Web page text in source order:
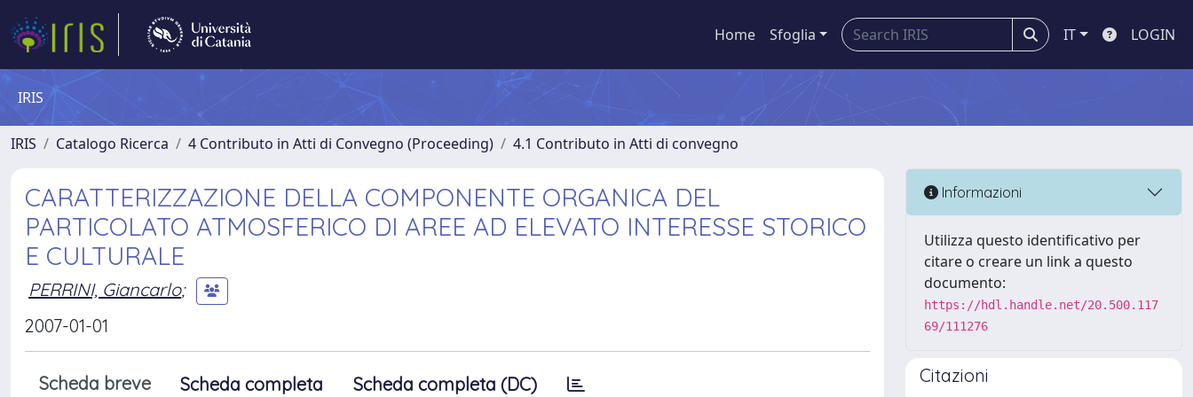
Home Sfoglia IT LOGIN
IRIS
IRIS Catalogo Ricerca 4 Contributo in Atti di Convegno (Proceeding) 4.1 Contributo in Atti di convegno
CARATTERIZZAZIONE DELLA COMPONENTE ORGANICA DEL
PARTICOLATO ATMOSFERICO DI AREE AD ELEVATO INTERESSE STORICO
E CULTURALE
PERRINI, Giancarlo;
2007-01-01
Scheda breve Scheda completa Scheda completa (DC)
Informazioni
Utilizza questo identificativo per
citare o creare un link a questo
documento:
https://hdl.handle.net/20.500.117
69/111276
Citazioni